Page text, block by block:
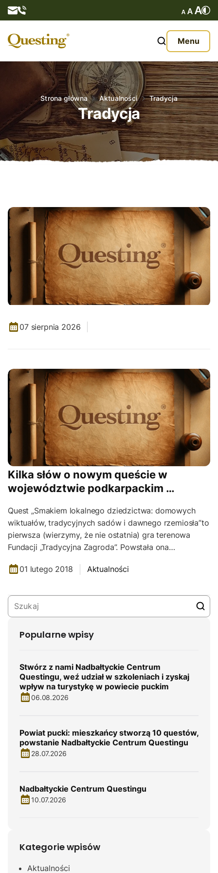
Menu
O nas
Oferta
Aktualności
Kontakt
Strona główna Aktualności Tradycja
Tradycja
07 sierpnia 2026
Kilka słów o nowym queście w
województwie podkarpackim …
Quest „Smakiem lokalnego dziedzictwa: domowych
wiktuałów, tradycyjnych sadów i dawnego rzemiosła”to
pierwsza (wierzymy, że nie ostatnia) gra terenowa
Fundacji „Tradycyjna Zagroda”. Powstała ona…
01 lutego 2018 Aktualności
Popularne wpisy
Stwórz z nami Nadbałtyckie Centrum
Questingu, weź udział w szkoleniach i zyskaj
wpływ na turystykę w powiecie puckim
06.08.2026
Powiat pucki: mieszkańcy stworzą 10 questów,
powstanie Nadbałtyckie Centrum Questingu
28.07.2026
Nadbałtyckie Centrum Questingu
10.07.2026
Kategorie wpisów
Aktualności